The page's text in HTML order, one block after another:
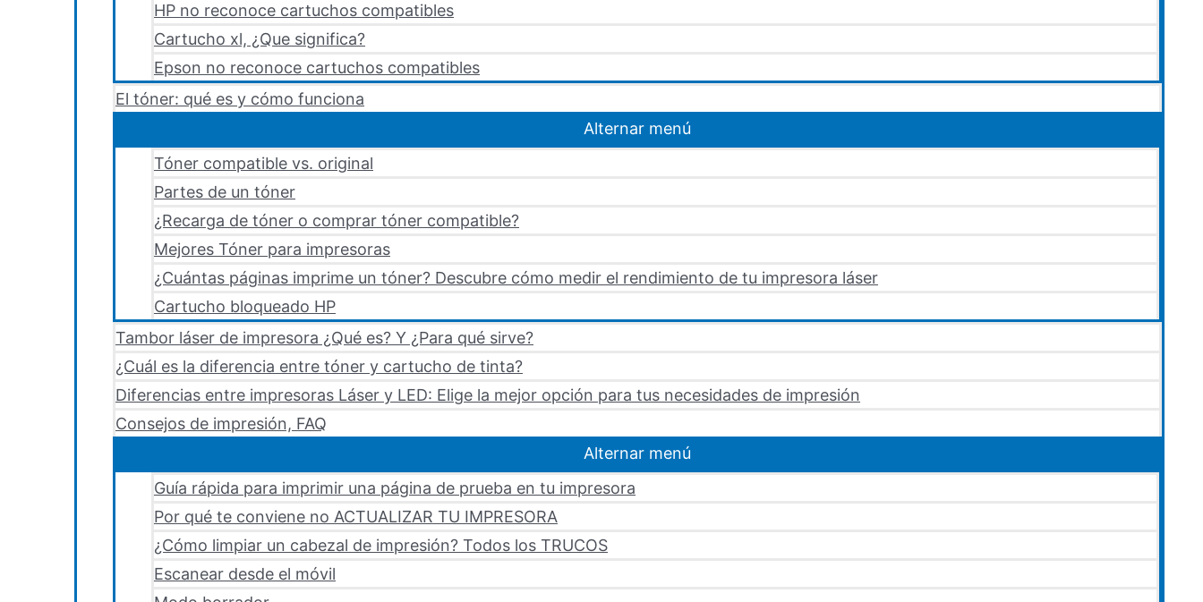
HP no reconoce cartuchos compatibles
Cartucho xl, ¿Que significa?
Epson no reconoce cartuchos compatibles
El tóner: qué es y cómo funciona
Alternar menú
Tóner compatible vs. original
Partes de un tóner
¿Recarga de tóner o comprar tóner compatible?
Mejores Tóner para impresoras
¿Cuántas páginas imprime un tóner? Descubre cómo medir el rendimiento de tu impresora láser
Cartucho bloqueado HP
Tambor láser de impresora ¿Qué es? Y ¿Para qué sirve?
¿Cuál es la diferencia entre tóner y cartucho de tinta?
Diferencias entre impresoras Láser y LED: Elige la mejor opción para tus necesidades de impresión
Consejos de impresión, FAQ
Alternar menú
Guía rápida para imprimir una página de prueba en tu impresora
Por qué te conviene no ACTUALIZAR TU IMPRESORA
¿Cómo limpiar un cabezal de impresión? Todos los TRUCOS
Escanear desde el móvil